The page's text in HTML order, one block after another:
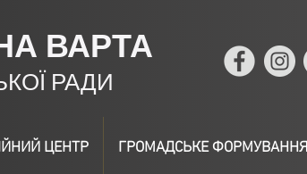
ВАРТА
РАДИ
ЦЕНТР ГРОМАДСЬКЕ ФОРМУВАННЯ